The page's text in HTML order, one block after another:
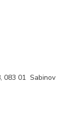
083 01 Sabinov